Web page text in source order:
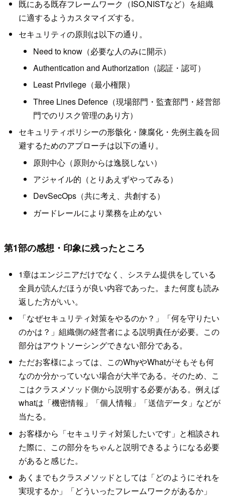
既にある既存フレームワーク（ISO,NISTなど）を組織
に適するようカスタマイズする。
セキュリティの原則は以下の通り。
Need to know（必要な人のみに開示）
Authentication and Authorization（認証・認可）
Least Privilege（最小権限）
Three Lines Defence（現場部門・監査部門・経営部
門でのリスク管理のあり方）
セキュリティポリシーの形骸化・陳腐化・先例主義を回
避するためのアプローチは以下の通り。
原則中心（原則からは逸脱しない）
アジャイル的（とりあえずやってみる）
DevSecOps（共に考え、共創する）
ガードレールにより業務を止めない
第1部の感想・印象に残ったところ
1章はエンジニアだけでなく、システム提供をしている
全員が読んだほうが良い内容であった。また何度も読み
返した方がいい。
「なぜセキュリティ対策をやるのか？」「何を守りたい
のかは？」組織側の経営者による説明責任が必要。この
部分はアウトソーシングできない部分である。
ただお客様によっては、このWhyやWhatがそもそも何
なのか分かっていない場合が大半である。そのため、こ
こはクラスメソッド側から説明する必要がある。例えば
whatは「機密情報」「個人情報」「送信データ」などが
当たる。
お客様から「セキュリティ対策したいです」と相談され
た際に、この部分をちゃんと説明できるようになる必要
があると感じた。
あくまでもクラスメソッドとしては「どのようにそれを
実現するか」「どういったフレームワークがあるか」